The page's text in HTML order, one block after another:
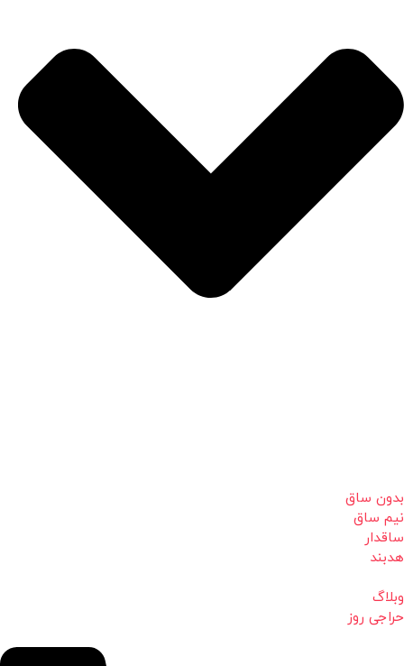
بدون ساق
نیم ساق
ساقدار
هدبند
وبلاگ
حراجی روز